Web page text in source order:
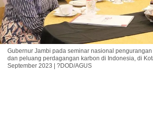
Gubernur Jambi pada seminar nasional
dan peluang perdagangan karbon di Indonesia, di
September 2023 | ?DOD/AGUS